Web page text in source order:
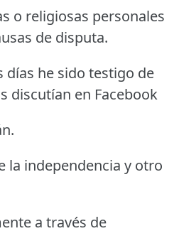
o religiosas personales
de disputa.
días he sido testigo de
discutían en Facebook
la independencia y otro
a través de